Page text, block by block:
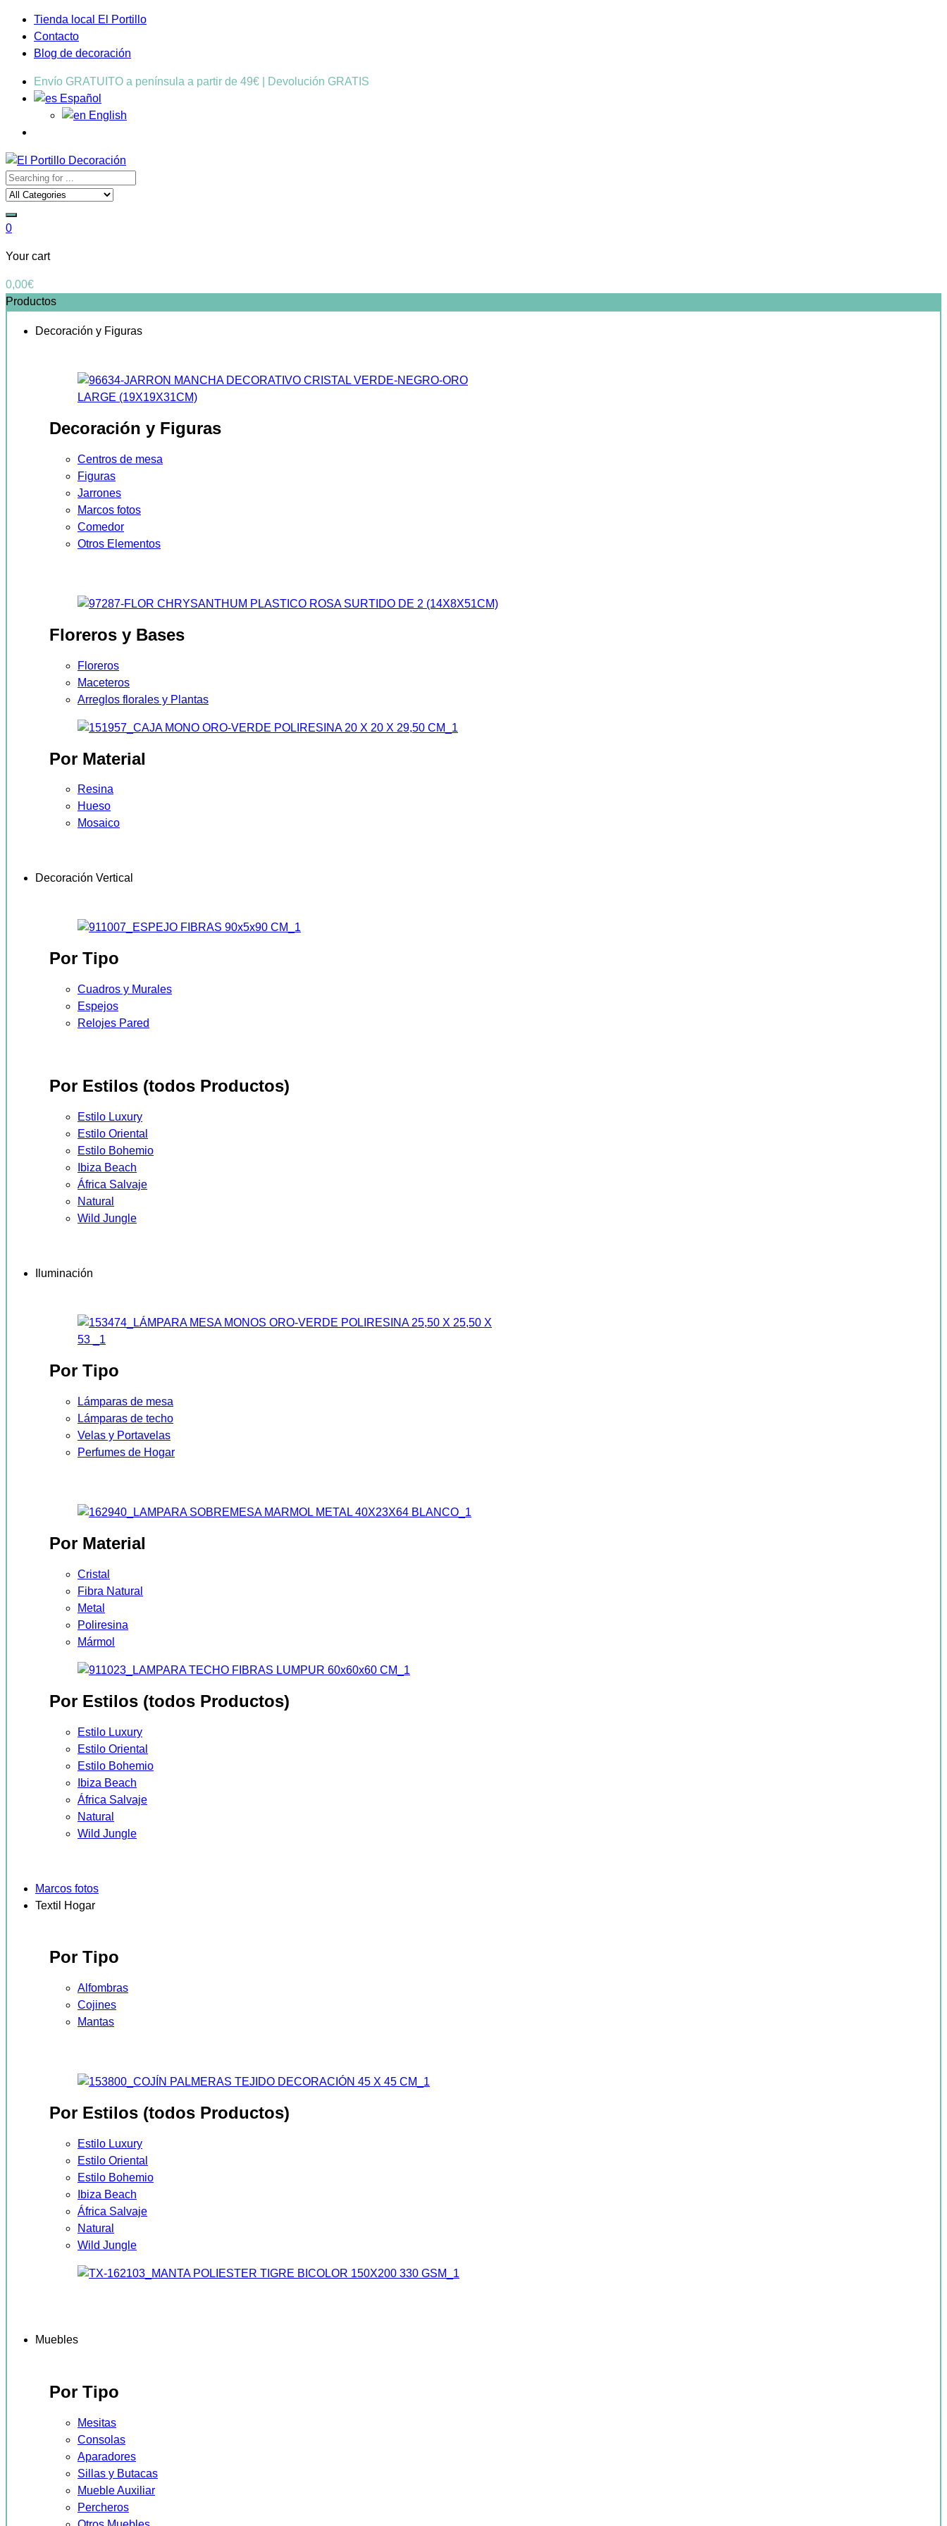
Tienda local El Portillo
Contacto
Blog de decoración
Envío GRATUITO a península a partir de 49€ | Devolución GRATIS
Español
English
0
Your cart
0,00€
Productos
Decoración y Figuras
Decoración y Figuras
Centros de mesa
Figuras
Jarrones
Marcos fotos
Comedor
Otros Elementos
Floreros y Bases
Floreros
Maceteros
Arreglos florales y Plantas
Por Material
Resina
Hueso
Mosaico
Decoración Vertical
Por Tipo
Cuadros y Murales
Espejos
Relojes Pared
Por Estilos (todos Productos)
Estilo Luxury
Estilo Oriental
Estilo Bohemio
Ibiza Beach
África Salvaje
Natural
Wild Jungle
Iluminación
Por Tipo
Lámparas de mesa
Lámparas de techo
Velas y Portavelas
Perfumes de Hogar
Por Material
Cristal
Fibra Natural
Metal
Poliresina
Mármol
Por Estilos (todos Productos)
Estilo Luxury
Estilo Oriental
Estilo Bohemio
Ibiza Beach
África Salvaje
Natural
Wild Jungle
Marcos fotos
Textil Hogar
Por Tipo
Alfombras
Cojines
Mantas
Por Estilos (todos Productos)
Estilo Luxury
Estilo Oriental
Estilo Bohemio
Ibiza Beach
África Salvaje
Natural
Wild Jungle
Muebles
Por Tipo
Mesitas
Consolas
Aparadores
Sillas y Butacas
Mueble Auxiliar
Percheros